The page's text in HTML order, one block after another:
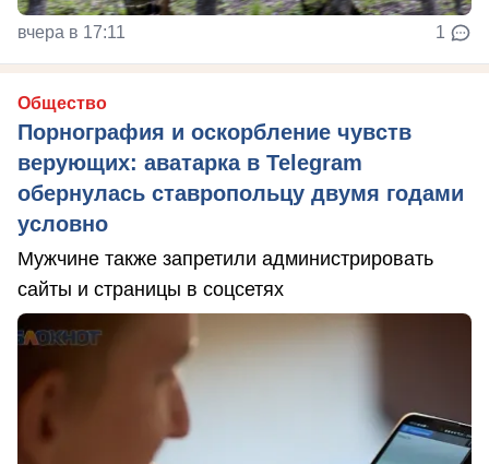
вчера в 17:11 1
Общество
Порнография и оскорбление чувств
верующих: аватарка в Telegram
обернулась ставропольцу двумя годами
условно
Мужчине также запретили администрировать
сайты и страницы в соцсетях